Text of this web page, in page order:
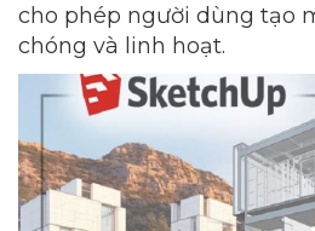
cho phép người dùng tạo
chóng và linh hoạt.